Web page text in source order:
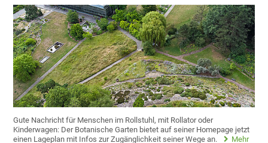
Gute Nachricht für Menschen im Rollstuhl, mit Rollator oder
Kinderwagen: Der Botanische Garten bietet auf seiner Homepage jetzt
einen Lageplan mit Infos zur Zugänglichkeit seiner Wege an.
Mehr